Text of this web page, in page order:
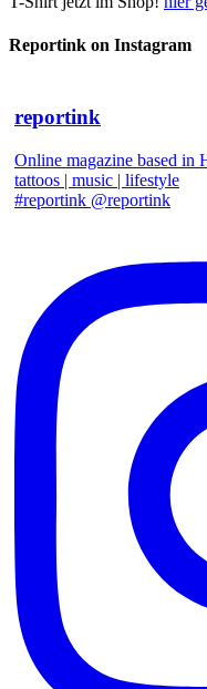
Reportink on Instagram
reportink
Online magazine based in
tattoos | music | lifestyle
#reportink @reportink